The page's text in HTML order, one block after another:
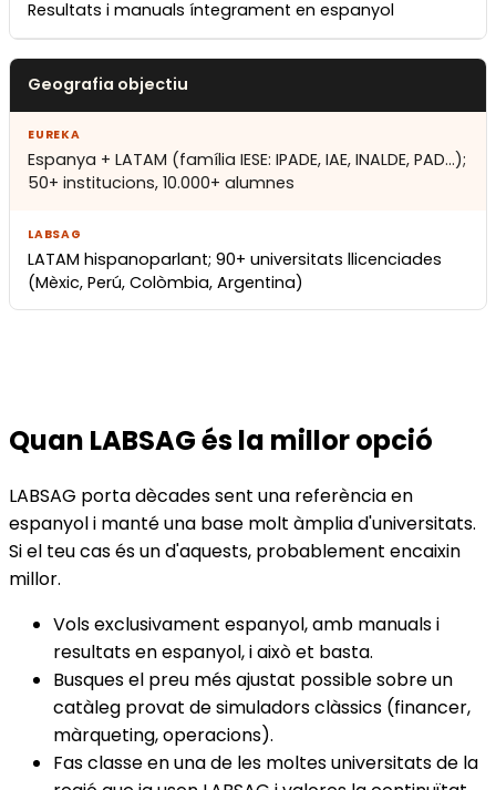
Resultats i manuals íntegrament en espanyol
Geografia objectiu
Espanya + LATAM (família IESE: IPADE, IAE, INALDE, PAD…);
50+ institucions, 10.000+ alumnes
LATAM hispanoparlant; 90+ universitats llicenciades
(Mèxic, Perú, Colòmbia, Argentina)
Quan LABSAG és la millor opció
LABSAG porta dècades sent una referència en
espanyol i manté una base molt àmplia d'universitats.
Si el teu cas és un d'aquests, probablement encaixin
millor.
Vols exclusivament espanyol, amb manuals i
resultats en espanyol, i això et basta.
Busques el preu més ajustat possible sobre un
catàleg provat de simuladors clàssics (financer,
màrqueting, operacions).
Fas classe en una de les moltes universitats de la